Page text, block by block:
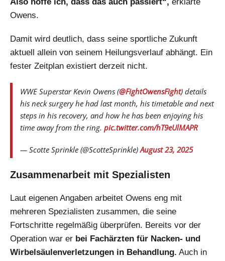
Owens.
Damit wird deutlich, dass seine sportliche Zukunft
aktuell allein von seinem Heilungsverlauf abhängt. Ein
fester Zeitplan existiert derzeit nicht.
WWE Superstar Kevin Owens (@FightOwensFight) details
his neck surgery he had last month, his timetable and next
steps in his recovery, and how he has been enjoying his
time away from the ring. pic.twitter.com/hT9eUlMAPR
— Scotte Sprinkle (@ScotteSprinkle)August 23, 2025
Zusammenarbeit mit Spezialisten
Laut eigenen Angaben arbeitet Owens eng mit
mehreren Spezialisten zusammen, die seine
Fortschritte regelmäßig überprüfen. Bereits vor der
Operation war er bei Fachärzten für Nacken- und
Wirbelsäulenverletzungen in Behandlung. Auch in